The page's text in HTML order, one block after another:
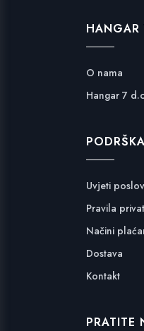
HANGAR
O nama
Hangar 7
Uvjeti
Pravila
Načini
Dostava
Kontakt
PRATITE